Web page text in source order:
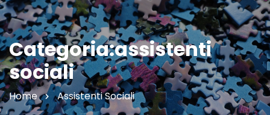
Categoria:assistenti
sociali
Home Assistenti Sociali